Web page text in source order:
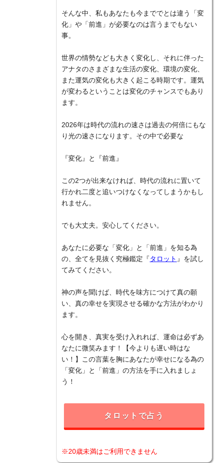
そんな中、私もあなたも今まででとは違う「変
化」や「前進」が必要なのは言うまでもない
事。
世界の情勢なども大きく変化し、それに伴った
アナタのさまざまな生活の変化、環境の変化、
また運気の変化も大きく起こる時期です。運気
が変わるということは変化のチャンスでもあり
ます。
2026年は時代の流れの速さは過去の何倍にもな
り光の速さになります。その中で必要な
『変化』と『前進』
この2つが出来なければ、時代の流れに置いて
行かれ二度と追いつけなくなってしまうかもし
れません。
でも大丈夫。安心してください。
あなたに必要な「変化」と「前進」を知る為
の、全てを見抜く究極鑑定『 タロット 』を試し
てみてください。
神の声を聞けば、時代を味方につけて真の願
い、真の幸せを実現させる確かな方法がわかり
ます。
心を開き、真実を受け入れれば、運命は必ずあ
なたに微笑みます！【今よりも遅い時はな
い！】この言葉を胸にあなたが幸せになる為の
「変化」と「前進」の方法を手に入れましょ
う！
タロットで占う
※20歳未満はご利用できません